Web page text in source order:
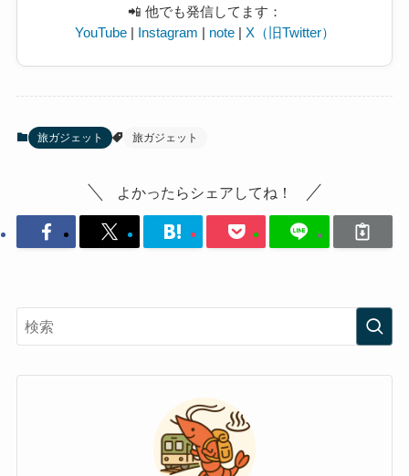
📲 他でも発信してます：
YouTube| Instagram note| X（旧Twitter）
旅ガジェット 旅ガジェット
よかったらシェアしてね！